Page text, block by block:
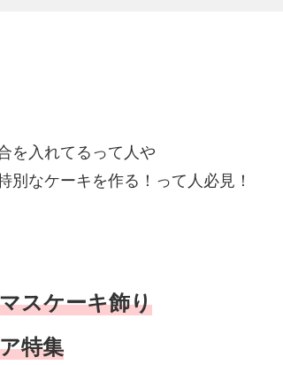
を入れてるって人や
別なケーキを作る！って人必見！
スケーキ飾り
特集